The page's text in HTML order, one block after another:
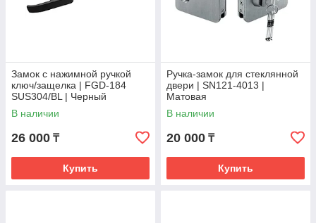
Замок с нажимной ручкой
ключ/защелка | FGD-184
SUS304/BL | Черный
В наличии
26 000 ₸
Купить
Ручка-замок для стеклянной
двери | SN121-4013 |
Матовая
В наличии
20 000 ₸
Купить